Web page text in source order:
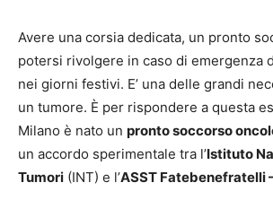
Avere una corsia dedicata, un pronto
potersi rivolgere in caso di emergenza
nei giorni festivi. E’ una delle grandi
un tumore. È per rispondere a questa
Milano è nato un pronto soccorso
un accordo sperimentale tra l’Istituto
Tumori (INT) e l’ASST Fatebenefratelli